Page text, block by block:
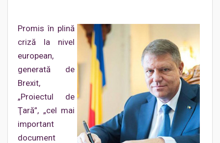
Promis în plină
criză la nivel
european,
generată de
Brexit,
„Proiectul de
Ţară”, „cel mai
important
document